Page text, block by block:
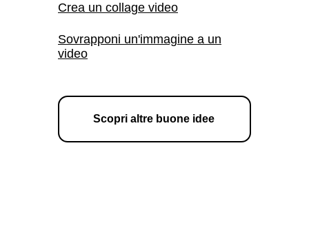
Crea un collage video
Sovrapponi un'immagine a un
video
Scopri altre buone idee